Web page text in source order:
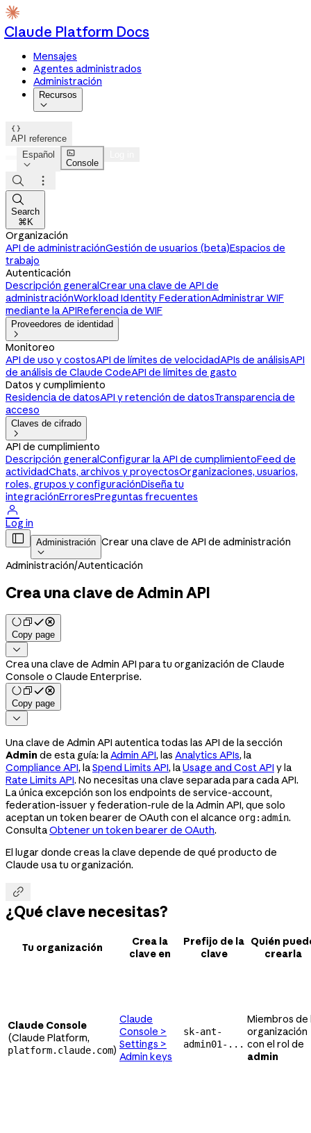
Claude Platform Docs
Mensajes
Agentes administrados
Administración
Recursos


API reference
Español


Console



Search
⌘K
Organización
API de administraciónGestión de usuarios (beta)Espacios de
trabajo
Autenticación
Descripción generalCrear una clave de API de
administraciónWorkload Identity FederationAdministrar WIF
mediante la APIReferencia de WIF
Proveedores de identidad

Monitoreo
API de uso y costosAPI de límites de velocidadAPIs de análisisAPI
de análisis de Claude CodeAPI de límites de gasto
Datos y cumplimiento
Residencia de datosAPI y retención de datosTransparencia de
acceso
Claves de cifrado

API de cumplimiento
Descripción generalConfigurar la API de cumplimientoFeed de
actividadChats, archivos y proyectosOrganizaciones, usuarios,
roles, grupos y configuraciónDiseña tu
integraciónErroresPreguntas frecuentes

Log in
 Administración

Crear una clave de API de administración
Administración/Autenticación
Crea una clave de Admin API
Copy page

Crea una clave de Admin API para tu organización de Claude
Console o Claude Enterprise.
Copy page

Una clave de Admin API autentica todas las API de la sección
Admin de esta guía: laAdmin API, las Analytics APIs, la
Compliance API, laSpend Limits API, laUsage and Cost API y la
Rate Limits API. No necesitas una clave separada para cada API.
La única excepción son los endpoints de service-account,
federation-issuer y federation-rule de la Admin API, que solo
aceptan un token bearer de OAuth con el alcance org:admin.
ConsultaObtener un token bearer de OAuth.
El lugar donde creas la clave depende de qué producto de
Claude usa tu organización.

¿Qué clave necesitas?
Tu organización
Crea la
clave en
Prefijo de la
clave
Quién
crearla
Claude Console
(Claude Platform,
platform.claude.com)
Claude
Console >
Settings >
Admin keys
sk-ant-
admin01-...
Miembros de
organización
con el rol de
admin